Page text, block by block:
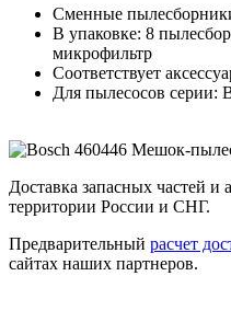
Сменные
В упаковке: 8
микрофильтр
Соответствует
Для пылесосов серии:
Доставка запасных частей и
территории России и СНГ.
Предварительный расчет
сайтах наших партнеров.